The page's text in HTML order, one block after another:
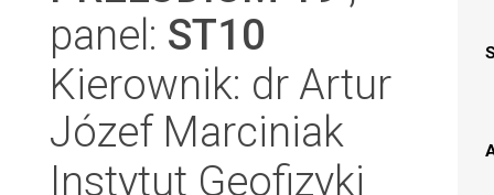
panel: ST10
Kierownik: dr Artur
Józef Marciniak
Instytut Geofizyki